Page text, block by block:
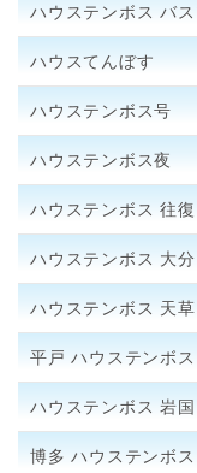
ハウステンボス バ
ハウスてんぼす
ハウステンボス号
ハウステンボス夜
ハウステンボス 往復
ハウステンボス 大分
ハウステンボス 天草
平戸 ハウステンボス
ハウステンボス 岩国
博多 ハウステンボス